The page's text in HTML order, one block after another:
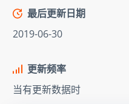
最后更新日期
2019-06-30
更新频率
当有更新数据时